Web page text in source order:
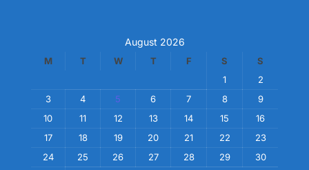
August 2026
M T W T F S
S
1
2
3
4 5 6 7 8
9
10
11 12 13 14 15
16
17
18 19 20 21 22
23
24
25 26 27 28 29
30